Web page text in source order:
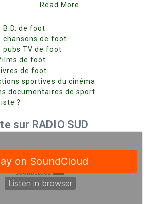
Read More
B.D. de foot
chansons de foot
pubs TV de foot
de foot
de foot
sportives du cinéma
documentaires de sport
?
sur RADIO SUD